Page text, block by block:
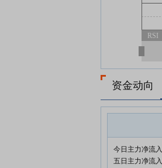
RSI
资金动向
今日主力净流入
五日主力净流入